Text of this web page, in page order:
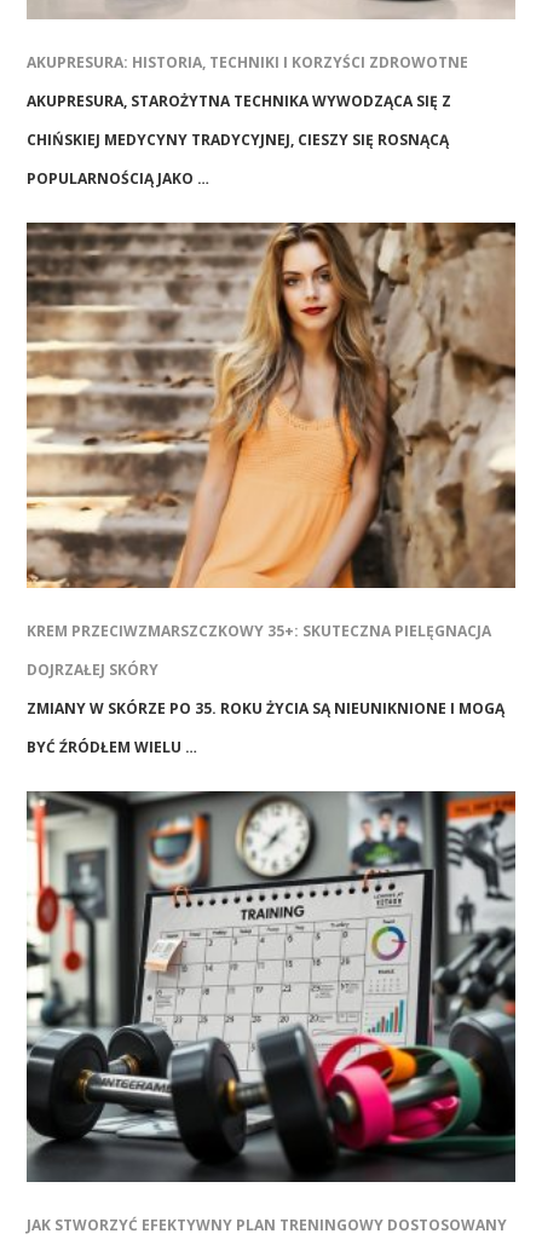
AKUPRESURA: HISTORIA, TECHNIKI I KORZYŚCI ZDROWOTNE
AKUPRESURA, STAROŻYTNA TECHNIKA WYWODZĄCA SIĘ Z
CHIŃSKIEJ MEDYCYNY TRADYCYJNEJ, CIESZY SIĘ ROSNĄCĄ
POPULARNOŚCIĄ JAKO …
KREM PRZECIWZMARSZCZKOWY 35+: SKUTECZNA PIELĘGNACJA
DOJRZAŁEJ SKÓRY
ZMIANY W SKÓRZE PO 35. ROKU ŻYCIA SĄ NIEUNIKNIONE I MOGĄ
BYĆ ŹRÓDŁEM WIELU …
JAK STWORZYĆ EFEKTYWNY PLAN TRENINGOWY DOSTOSOWANY